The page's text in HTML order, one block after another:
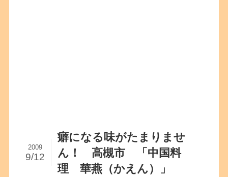
癖になる味がたまりませ
ん！ 高槻市 「中国料
理 華燕（かえん）」
2009
9/12